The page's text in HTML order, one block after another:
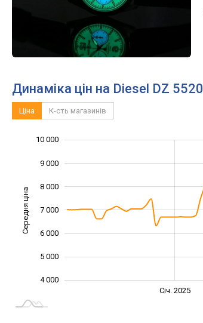
Динаміка цін на Diesel DZ 5520
Ціна К-сть магазинів
Середня ціна 10 000
4 000
5 000
6 000
7 000
8 000
9 000
10 000
Січ. 2025